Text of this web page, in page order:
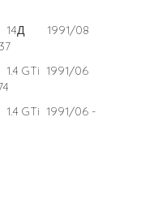
1991/08
1991/06
1991/06 -